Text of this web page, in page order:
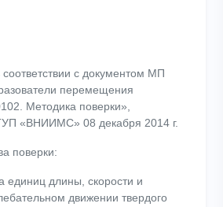
с документом МП
перемещения
Методика поверки»,
«ВНИИМС» 08 декабря 2014 г.
поверки:
единиц длины, скорости и
движении твердого